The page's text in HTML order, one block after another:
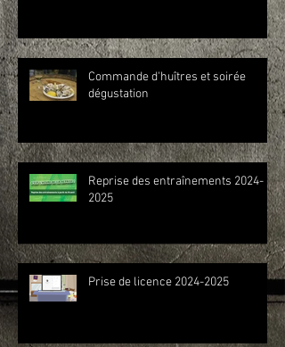
Commande d'huîtres et soirée
dégustation
Reprise des entraînements 2024-
2025
Prise de licence 2024-2025